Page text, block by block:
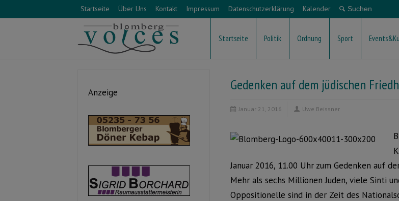
Startseite Über Uns Kontakt Impressum Datenschutzerklärung Kalender
Startseite Politik Ordnung Sport
Gedenken auf dem jüdischen
Januar 21, 2016 Uwe Beissner
Januar 2016, 11.00 Uhr zum Gedenken auf
Mehr als sechs Millionen Juden, viele Sinti
Oppositionelle sind in der Zeit des
Anzeige